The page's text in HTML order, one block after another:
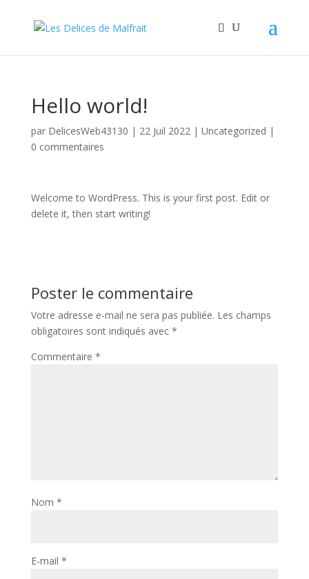
Hello world!
par DelicesWeb43130 | 22 Juil 2022| Uncategorized |
0 commentaires
Welcome to WordPress. This is your first post. Edit or
delete it, then start writing!
Poster le commentaire
Votre adresse e-mail ne sera pas publiée. Les champs
obligatoires sont indiqués avec *
Commentaire *
Nom *
E-mail *